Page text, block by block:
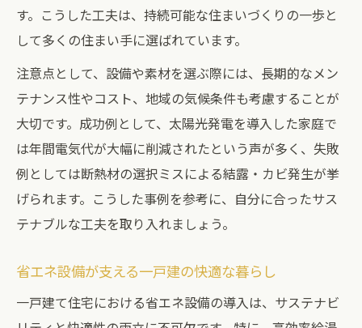
す。こうした工夫は、持続可能な住まいづくりの一歩と
して多くの住まい手に選ばれています。
注意点として、設備や素材を選ぶ際には、長期的なメン
テナンス性やコスト、地域の気候条件も考慮することが
大切です。成功例として、太陽光発電を導入した家庭で
は年間電気代が大幅に削減されたという声が多く、失敗
例としては断熱材の選択ミスによる結露・カビ発生が挙
げられます。こうした事例を参考に、自分に合ったサス
テナブルな工夫を取り入れましょう。
省エネ設備が支える一戸建の快適な暮らし
一戸建て住宅における省エネ設備の導入は、サステナビ